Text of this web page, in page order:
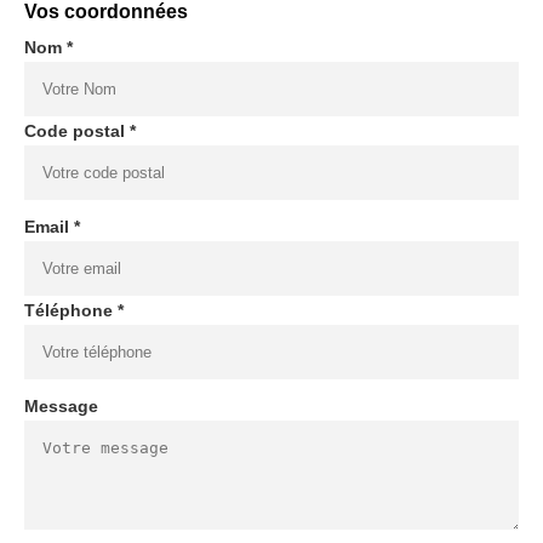
Vos coordonnées
Nom *
Code postal *
Email *
Téléphone *
Message